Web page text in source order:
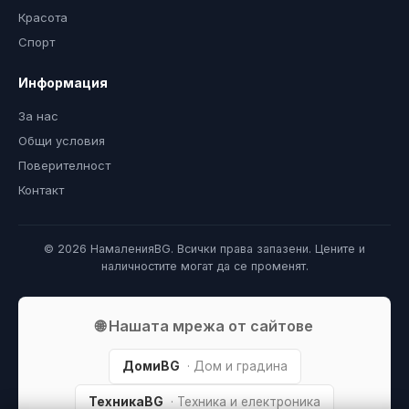
Красота
Спорт
Информация
За нас
Общи условия
Поверителност
Контакт
© 2026 НамаленияBG. Всички права запазени. Цените и
наличностите могат да се променят.
🌐 Нашата мрежа от сайтове
ДомиBG · Дом и градина
ТехникаBG · Техника и електроника